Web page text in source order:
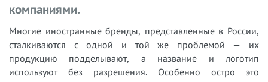
компаниями.
Многие иностранные бренды, представленные в России,
сталкиваются с одной и той же проблемой — их
продукцию подделывают, а название и логотип
используют без разрешения. Особенно остро это